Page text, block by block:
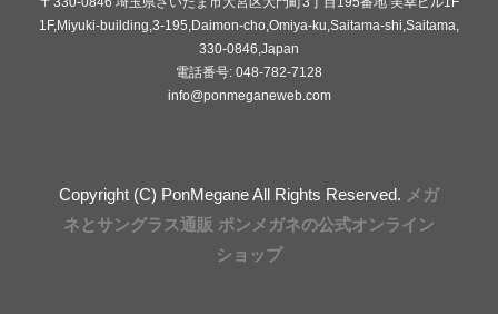
1F,Miyuki-building,3-195,Daimon-cho,Omiya-ku,Saitama-shi,Saitama,
330-0846,Japan
電話番号: 048-782-7128
info@ponmeganeweb.com
Copyright (C) PonMegane All Rights Reserved. メガ
ネとサングラス通販 ポンメガネの公式オンライン
ショップ